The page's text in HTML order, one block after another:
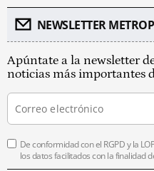
NEWSLETTER
Apúntate a la newsletter
noticias más importantes
De conformidad con el RGPD y la
los datos facilitados con la finalidad